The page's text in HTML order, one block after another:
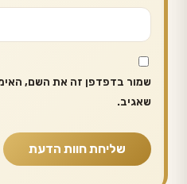
שמור בדפדפן זה את השם,
שאגיב.